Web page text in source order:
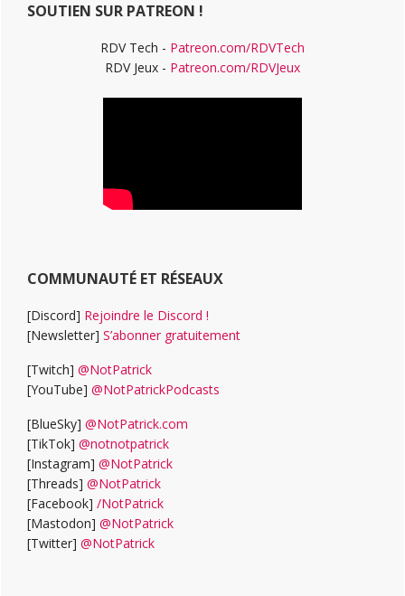
SOUTIEN SUR PATREON !
RDV Tech - Patreon.com/RDVTech
RDV Jeux - Patreon.com/RDVJeux
COMMUNAUTÉ ET RÉSEAUX
[Discord] Rejoindre le Discord !
[Newsletter] S’abonner gratuitement
[Twitch] @NotPatrick
[YouTube] @NotPatrickPodcasts
[BlueSky] @NotPatrick.com
[TikTok] @notnotpatrick
[Instagram] @NotPatrick
[Threads] @NotPatrick
[Facebook] /NotPatrick
[Mastodon] @NotPatrick
[Twitter] @NotPatrick